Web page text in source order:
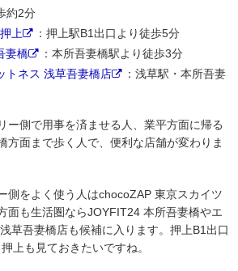
約2分
上
：押上駅B1出口より徒歩5分
妻橋
：本所吾妻橋駅より徒歩3分
トネス 浅草吾妻橋店
：浅草駅・本所吾妻
ー側で用事を済ませる人、業平方面に帰る
方面まで歩く人で、便利な店舗が変わりま
側をよく使う人はchocoZAP 東京スカイツ
面も生活圏ならJOYFIT24 本所吾妻橋やエ
草吾妻橋店も候補に入ります。押上B1出口
上も見ておきたいですね。